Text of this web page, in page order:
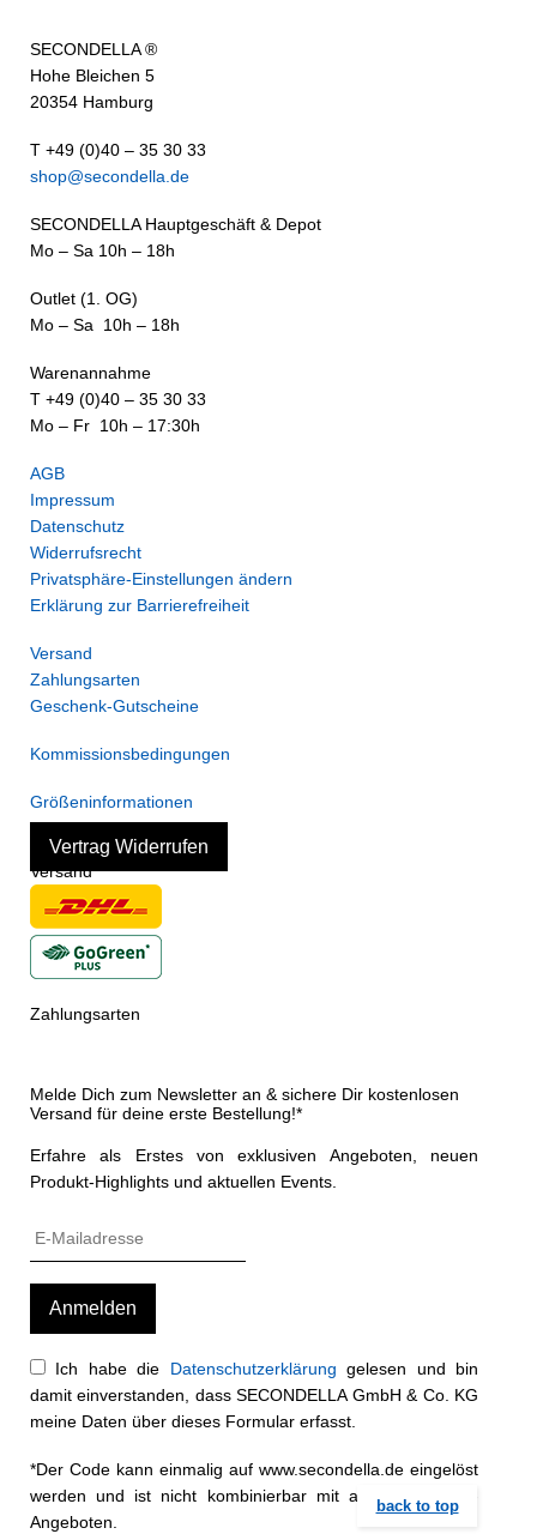
back to top
SECONDELLA ®
Hohe Bleichen 5
20354 Hamburg
T +49 (0)40 – 35 30 33
shop@secondella.de
SECONDELLA Hauptgeschäft & Depot
Mo – Sa 10h – 18h
Outlet (1. OG)
Mo – Sa 10h – 18h
Warenannahme
T +49 (0)40 – 35 30 33
Mo – Fr 10h – 17:30h
AGB
Impressum
Datenschutz
Widerrufsrecht
Privatsphäre-Einstellungen ändern
Erklärung zur Barrierefreiheit
Versand
Zahlungsarten
Geschenk-Gutscheine
Kommissionsbedingungen
Größeninformationen
Vertrag Widerrufen
Versand
Zahlungsarten
Melde Dich zum Newsletter an & sichere Dir kostenlosen
Versand für deine erste Bestellung!*
Erfahre als Erstes von exklusiven Angeboten, neuen
Produkt-Highlights und aktuellen Events.
Ich habe die Datenschutzerklärung gelesen und bin
damit einverstanden, dass SECONDELLA GmbH & Co. KG
meine Daten über dieses Formular erfasst.
*Der Code kann einmalig auf www.secondella.de eingelöst
werden und ist nicht kombinierbar mit anderen Rabatt-
Angeboten.